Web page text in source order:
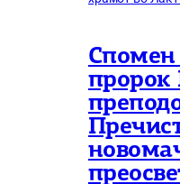
Спомен
пророк